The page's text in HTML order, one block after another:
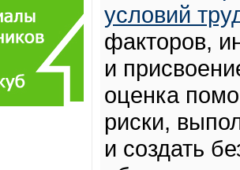
условий
факторов,
и
оценка
риски,
и создать